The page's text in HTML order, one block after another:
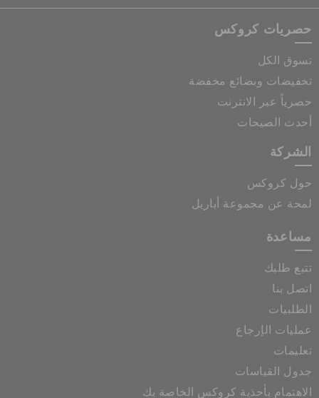
حصريات كروكس
تسوق الكل
تخفيضات وبضائع مخفضة
حصرياً عبر الانترنت
أحدث الصيحات
الشركة
حول كروكس
لمحة عن مجموعة أباريل
مساعدة
تتبع طلبك
اتصل بنا
الطلبيات
عمليات الإرجاع
تعليمات
جدول القياسات
الاهتمام بأحذية كروكس الخاصة بك